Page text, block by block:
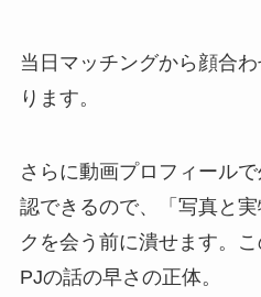
当日マッチングから顔合
ります。
さらに動画プロフィール
認できるので、「写真と
クを会う前に潰せます。
PJの話の早さの正体。